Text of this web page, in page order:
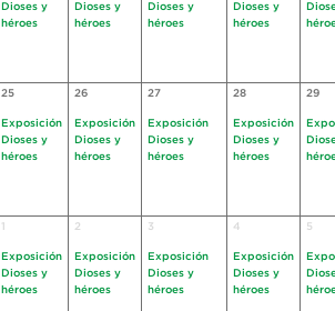
Dioses y
héroes
Dioses y
héroes
Dioses y
héroes
Dioses y
héroes
25
Exposición
Dioses y
héroes
26
Exposición
Dioses y
héroes
27
Exposición
Dioses y
héroes
28
Exposición
Dioses y
héroes
29
Exposición
Dioses y
héroes
2
Exposición
Dioses y
héroes
3
Exposición
Dioses y
héroes
4
Exposición
Dioses y
héroes
5